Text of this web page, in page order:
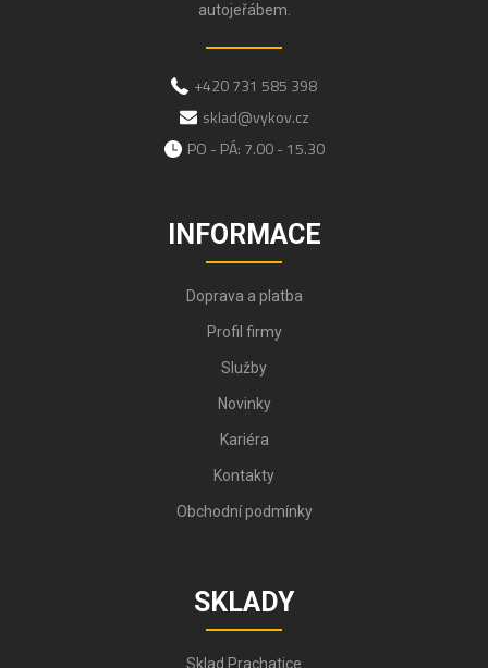
autojeřábem.
+420 731 585 398
sklad@vykov.cz
PO - PÁ: 7.00 - 15.30
INFORMACE
Doprava a platba
Profil firmy
Služby
Novinky
Kariéra
Kontakty
Obchodní podmínky
SKLADY
Sklad Prachatice